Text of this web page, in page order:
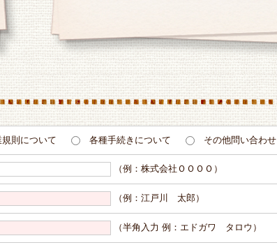
則について 各種手続きについて その他問い合わせ
（例：株式会社ＯＯＯＯ）
（例：江戸川 太郎）
（半角入力 例：エドガワ タロウ）